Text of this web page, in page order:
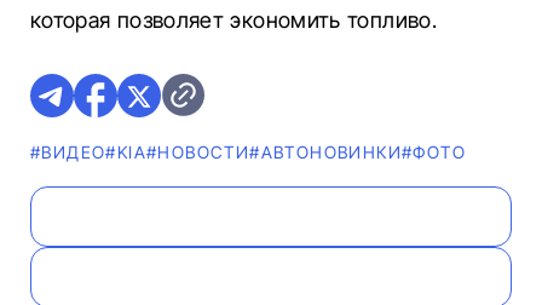
которая позволяет экономить топливо.
#ВИДЕО#KIA#НОВОСТИ#AВТОНОВИНКИ#ФОТО